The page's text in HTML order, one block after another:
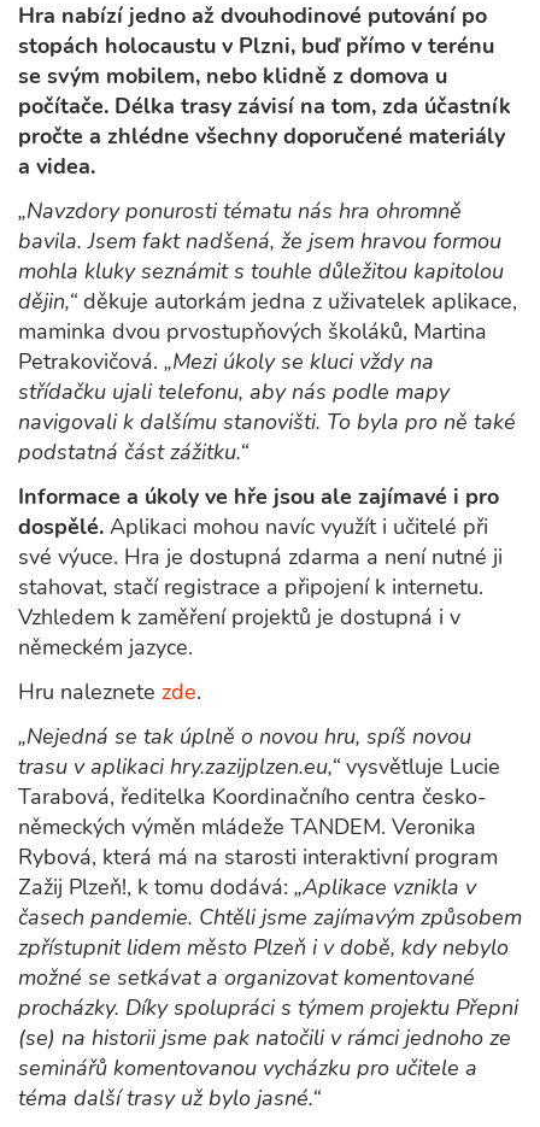
Hra nabízí jedno až dvouhodinové putování po
stopách holocaustu v Plzni, buď přímo v terénu
se svým mobilem, nebo klidně z domova u
počítače. Délka trasy závisí na tom, zda účastník
pročte a zhlédne všechny doporučené materiály
a videa.
„Navzdory ponurosti tématu nás hra ohromně
bavila. Jsem fakt nadšená, že jsem hravou formou
mohla kluky seznámit s touhle důležitou kapitolou
dějin,“ děkuje autorkám jedna z uživatelek aplikace,
maminka dvou prvostupňových školáků, Martina
Petrakovičová. „Mezi úkoly se kluci vždy na
střídačku ujali telefonu, aby nás podle mapy
navigovali k dalšímu stanovišti. To byla pro ně také
podstatná část zážitku.“
Informace a úkoly ve hře jsou ale zajímavé i pro
dospělé. Aplikaci mohou navíc využít i učitelé při
své výuce. Hra je dostupná zdarma a není nutné ji
stahovat, stačí registrace a připojení k internetu.
Vzhledem k zaměření projektů je dostupná i v
německém jazyce.
Hru naleznete zde.
„Nejedná se tak úplně o novou hru, spíš novou
trasu v aplikaci hry.zazijplzen.eu,“ vysvětluje Lucie
Tarabová, ředitelka Koordinačního centra česko-
německých výměn mládeže TANDEM. Veronika
Rybová, která má na starosti interaktivní program
Zažij Plzeň!, k tomu dodává: „Aplikace vznikla v
časech pandemie. Chtěli jsme zajímavým způsobem
zpřístupnit lidem město Plzeň i v době, kdy nebylo
možné se setkávat a organizovat komentované
procházky. Díky spolupráci s týmem projektu Přepni
(se) na historii jsme pak natočili v rámci jednoho ze
seminářů komentovanou vycházku pro učitele a
téma další trasy už bylo jasné.“